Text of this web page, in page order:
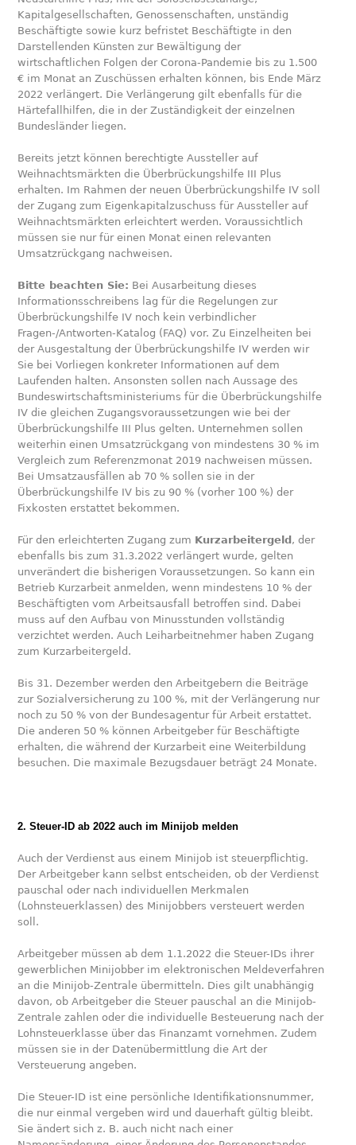
Kapitalgesellschaften, Genossenschaften, unständig
Beschäftigte sowie kurz befristet Beschäftigte in den
Darstellenden Künsten zur Bewältigung der
wirtschaftlichen Folgen der Corona-Pandemie bis zu 1.500
€ im Monat an Zuschüssen erhalten können, bis Ende März
2022 verlängert. Die Verlängerung gilt ebenfalls für die
Härtefallhilfen, die in der Zuständigkeit der einzelnen
Bundesländer liegen.
Bereits jetzt können berechtigte Aussteller auf
Weihnachtsmärkten die Überbrückungshilfe III Plus
erhalten. Im Rahmen der neuen Überbrückungshilfe IV soll
der Zugang zum Eigenkapitalzuschuss für Aussteller auf
Weihnachtsmärkten erleichtert werden. Voraussichtlich
müssen sie nur für einen Monat einen relevanten
Umsatzrückgang nachweisen.
Bitte beachten Sie: Bei Ausarbeitung dieses
Informationsschreibens lag für die Regelungen zur
Überbrückungshilfe IV noch kein verbindlicher
Fragen-/Antworten-Katalog (FAQ) vor. Zu Einzelheiten bei
der Ausgestaltung der Überbrückungshilfe IV werden wir
Sie bei Vorliegen konkreter Informationen auf dem
Laufenden halten. Ansonsten sollen nach Aussage des
Bundeswirtschaftsministeriums für die Überbrückungshilfe
IV die gleichen Zugangsvoraussetzungen wie bei der
Überbrückungshilfe III Plus gelten. Unternehmen sollen
weiterhin einen Umsatzrückgang von mindestens 30 % im
Vergleich zum Referenzmonat 2019 nachweisen müssen.
Bei Umsatzausfällen ab 70 % sollen sie in der
Überbrückungshilfe IV bis zu 90 % (vorher 100 %) der
Fixkosten erstattet bekommen.
Für den erleichterten Zugang zum Kurzarbeitergeld , der
ebenfalls bis zum 31.3.2022 verlängert wurde, gelten
unverändert die bisherigen Voraussetzungen. So kann ein
Betrieb Kurzarbeit anmelden, wenn mindestens 10 % der
Beschäftigten vom Arbeitsausfall betroffen sind. Dabei
muss auf den Aufbau von Minusstunden vollständig
verzichtet werden. Auch Leiharbeitnehmer haben Zugang
zum Kurzarbeitergeld.
Bis 31. Dezember werden den Arbeitgebern die Beiträge
zur Sozialversicherung zu 100 %, mit der Verlängerung nur
noch zu 50 % von der Bundesagentur für Arbeit erstattet.
Die anderen 50 % können Arbeitgeber für Beschäftigte
erhalten, die während der Kurzarbeit eine Weiterbildung
besuchen. Die maximale Bezugsdauer beträgt 24 Monate.
2. Steuer-ID ab 2022 auch im Minijob melden
Auch der Verdienst aus einem Minijob ist steuerpflichtig.
Der Arbeitgeber kann selbst entscheiden, ob der Verdienst
pauschal oder nach individuellen Merkmalen
(Lohnsteuerklassen) des Minijobbers versteuert werden
soll.
Arbeitgeber müssen ab dem 1.1.2022 die Steuer-IDs ihrer
gewerblichen Minijobber im elektronischen Meldeverfahren
an die Minijob-Zentrale übermitteln. Dies gilt unabhängig
davon, ob Arbeitgeber die Steuer pauschal an die Minijob-
Zentrale zahlen oder die individuelle Besteuerung nach der
Lohnsteuerklasse über das Finanzamt vornehmen. Zudem
müssen sie in der Datenübermittlung die Art der
Versteuerung angeben.
Die Steuer-ID ist eine persönliche Identifikationsnummer,
die nur einmal vergeben wird und dauerhaft gültig bleibt.
Sie ändert sich z. B. auch nicht nach einer